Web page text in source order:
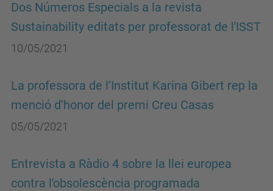
Dos Números Especials a la revista
Sustainability editats per professorat de l'ISST
10/05/2021
La professora de l’Institut Karina Gibert rep la
menció d’honor del premi Creu Casas
05/05/2021
Entrevista a Ràdio 4 sobre la llei europea
contra l'obsolescència programada